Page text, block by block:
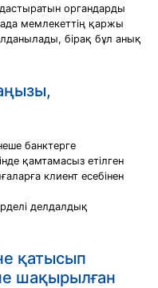
органдарды
мемлекеттің қаржы
бірақ бұл анық
банктерге
қамтамасыз етілген
клиент есебінен
делдалдық
қатысып
шақырылған